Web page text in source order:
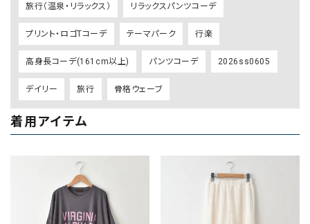
旅行（温泉・リラックス） リラックスパンツコーデ
プリント・ロゴTコーデ テーマパーク 行楽
高身長コーデ(161cm以上) パンツコーデ 2026ss0605
デイリー 旅行 骨格ウェーブ
着用アイテム